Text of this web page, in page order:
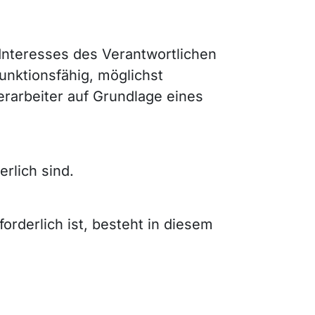
des Verantwortlichen
möglichst
auf Grundlage eines
sind.
ist, besteht in diesem